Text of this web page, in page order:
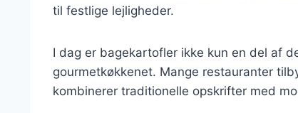
til festlige lejligheder.
I dag er bagekartofler ikke kun en del af
gourmetkøkkenet. Mange restauranter
kombinerer traditionelle opskrifter med